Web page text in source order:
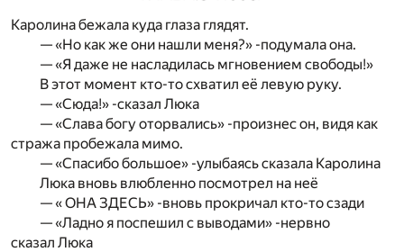
Каролина бежала куда глаза глядят.
— «Но как же они нашли меня?» -подумала она.
— «Я даже не насладилась мгновением свободы!»
В этот момент кто-то схватил её левую руку.
— «Сюда!» -сказал Люка
— «Слава богу оторвались» -произнес он, видя как
стража пробежала мимо.
— «Спасибо большое» -улыбаясь сказала Каролина
Люка вновь влюбленно посмотрел на неё
— « ОНА ЗДЕСЬ» -вновь прокричал кто-то сзади
— «Ладно я поспешил с выводами» -нервно
сказал Люка